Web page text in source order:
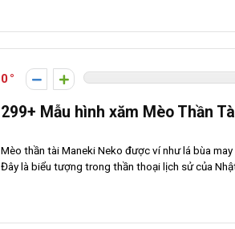
0
299+ Mẫu hình xăm Mèo Thần
Mèo thần tài Maneki Neko được ví như lá bùa
Đây là biểu tượng trong thần thoại lịch sử của Nhật